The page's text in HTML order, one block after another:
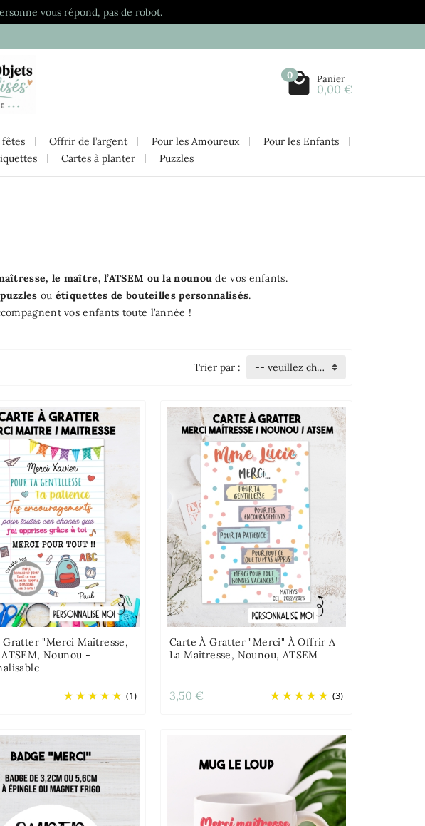
vous répond, pas de robot.
0 Panier
0,00 €
Offrir de l’argent Pour les Amoureux
Pour les Enfants
Cartes à planter Puzzles
le maître, l’ATSEM ou la nounou de vos enfants.
ou étiquettes de bouteillespersonnalisés.
vos enfants toute l’année !
Trier par : -- veuillez choisir --
Gratter "Merci Maîtresse,
Nounou -
(1)
Carte À Gratter "Merci" À Offrir A
La Maîtresse, Nounou, ATSEM
(3)
3,50 €